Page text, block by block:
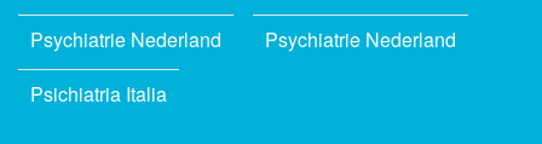
Psychiatrie Nederland
Psychiatrie Nederland
Psichiatria Italia